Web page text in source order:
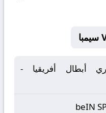
أبطال أفريقيا -
beIN